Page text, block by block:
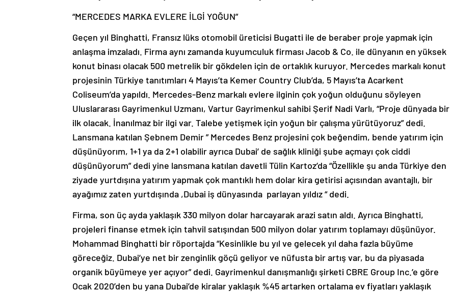
“MERCEDES MARKA EVLERE İLGİ YOĞUN”
Geçen yıl Binghatti, Fransız lüks otomobil üreticisi Bugatti ile de beraber proje yapmak için
anlaşma imzaladı. Firma aynı zamanda kuyumculuk firması Jacob & Co. ile dünyanın en yüksek
konut binası olacak 500 metrelik bir gökdelen için de ortaklık kuruyor. Mercedes markalı konut
projesinin Türkiye tanıtımları 4 Mayıs’ta Kemer Country Club’da, 5 Mayıs’ta Acarkent
Coliseum’da yapıldı. Mercedes-Benz markalı evlere ilginin çok yoğun olduğunu söyleyen
Uluslararası Gayrimenkul Uzmanı, Vartur Gayrimenkul sahibi Şerif Nadi Varlı, “Proje dünyada bir
ilk olacak. İnanılmaz bir ilgi var. Talebe yetişmek için yoğun bir çalışma yürütüyoruz” dedi.
Lansmana katılan Şebnem Demir ” Mercedes Benz projesini çok beğendim, bende yatırım için
düşünüyorım, 1+1 ya da 2+1 olabilir ayrıca Dubai’ de sağlık kliniği şube açmayı çok ciddi
düşünüyorum” dedi yine lansmana katılan davetli Tülin Kartoz’da “Özellikle şu anda Türkiye den
ziyade yurtdışına yatırım yapmak çok mantıklı hem dolar kira getirisi açısından avantajlı, bir
ayağımız zaten yurtdışında ,Dubai iş dünyasında parlayan yıldız “ dedi.
Firma, son üç ayda yaklaşık 330 milyon dolar harcayarak arazi satın aldı. Ayrıca Binghatti,
projeleri finanse etmek için tahvil satışından 500 milyon dolar yatırım toplamayı düşünüyor.
Mohammad Binghatti bir röportajda “Kesinlikle bu yıl ve gelecek yıl daha fazla büyüme
göreceğiz. Dubai’ye net bir zenginlik göçü geliyor ve nüfusta bir artış var, bu da piyasada
organik büyümeye yer açıyor” dedi. Gayrimenkul danışmanlığı şirketi CBRE Group Inc.’e göre
Ocak 2020’den bu yana Dubai’de kiralar yaklaşık %45 artarken ortalama ev fiyatları yaklaşık